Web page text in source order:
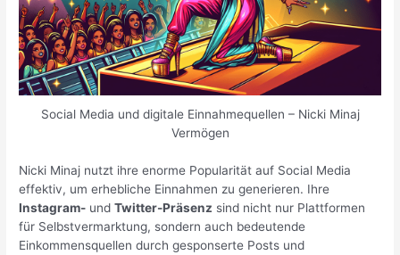
Social Media und digitale Einnahmequellen – Nicki Minaj
Vermögen
Nicki Minaj nutzt ihre enorme Popularität auf Social Media
effektiv, um erhebliche Einnahmen zu generieren. Ihre
Instagram- undTwitter-Präsenz sind nicht nur Plattformen
für Selbstvermarktung, sondern auch bedeutende
Einkommensquellen durch gesponserte Posts und